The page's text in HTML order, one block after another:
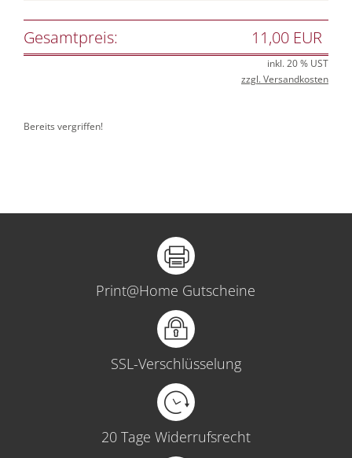
Gesamtpreis: 11,00 EUR
inkl. 20 % UST
zzgl. Versandkosten
Bereits vergriffen!
Print@Home Gutscheine
SSL-Verschlüsselung
20 Tage Widerrufsrecht